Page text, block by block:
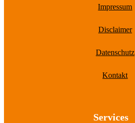
Impressum
Disclaimer
Datenschutz
Kontakt
Services